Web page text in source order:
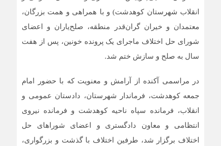
انقلاب شهرستان کوهدشت) و با همراهی و همت بزرگان،
معتمدان و خیران گران‌قدر منطقه، صلح‌یاران و اعضای
شورای حل اختلاف ماجرای یک پرونده خونین، پس از هفت
سال به صلح و سازش ختم شد.
در مراسمی آکنده از آرامش و معنویت که با حضور امام
جمعه کوهدشت، فرماندار شهرستان، دادستان عمومی و
انقلاب، فرمانده سپاه ناحیه کوهدشت و فرمانده نیروی
انتظامی و معاون دادگستری و اعضای شوراهای حل
اختلاف برگزار شد، طرفین اختلاف با گذشت و بزرگواری،